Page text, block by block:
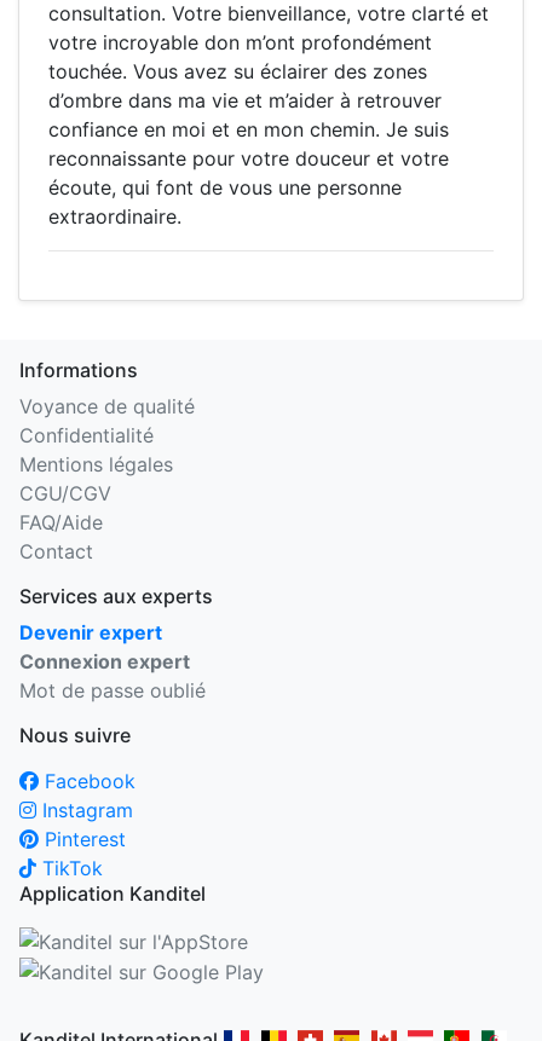
consultation. Votre bienveillance, votre clarté et
votre incroyable don m’ont profondément
touchée. Vous avez su éclairer des zones
d’ombre dans ma vie et m’aider à retrouver
confiance en moi et en mon chemin. Je suis
reconnaissante pour votre douceur et votre
écoute, qui font de vous une personne
extraordinaire.
Informations
Voyance de qualité
Confidentialité
Mentions légales
CGU/CGV
FAQ/Aide
Contact
Services aux experts
Devenir expert
Connexion expert
Mot de passe oublié
Nous suivre
Facebook
Instagram
Pinterest
TikTok
Application Kanditel